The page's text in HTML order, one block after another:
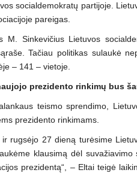
socialdemokratų partijoje.
pareigas.
M. Sinkevičius Lietuvos
Tačiau politikas sulaukė
– 141 – vietoje.
prezidento rinkimų bus
teismo sprendimo,
prezidento rinkimams.
rugsėjo 27 dieną turėsime
klausimą dėl
prezidentą“, – Eltai teigė